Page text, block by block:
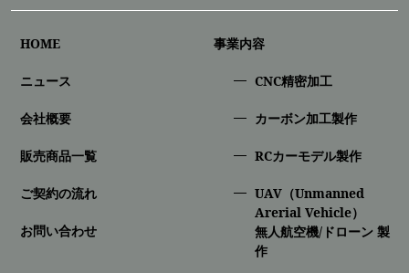
HOME
ニュース
会社概要
販売商品一覧
ご契約の流れ
お問い合わせ
事業内容
CNC精密加⼯
カーボン加工製作
RCカーモデル製作
UAV（Unmanned
Arerial Vehicle）
無人航空機/ドローン 製
作